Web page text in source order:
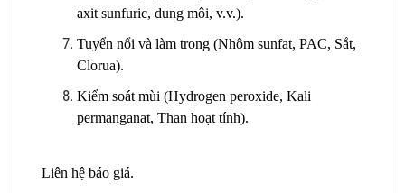
axit sunfuric, dung môi, v.v.).
Tuyển nổi và làm trong (Nhôm sunfat, PAC, Sắt,
Clorua).
Kiểm soát mùi (Hydrogen peroxide, Kali
permanganat, Than hoạt tính).
Liên hệ báo giá.